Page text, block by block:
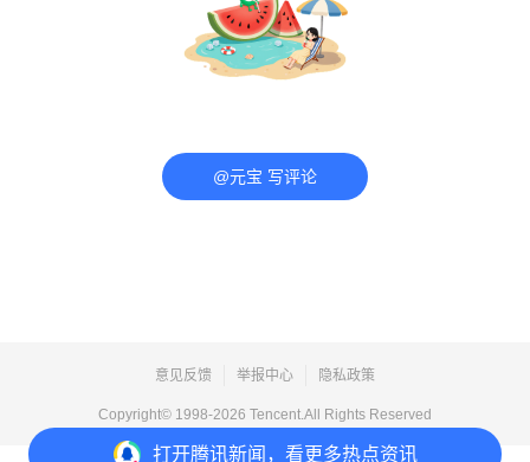
打开腾讯新闻，看更多热点资讯
@元宝 写评论
意见反馈 举报中心 隐私政策
Copyright© 1998-2026 Tencent.All Rights Reserved